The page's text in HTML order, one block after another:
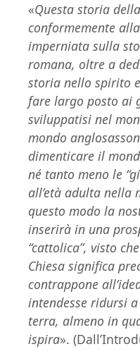
«Questa storia
conformemente
imperniata sulla
romana, oltre a
storia nello spirito
fare largo posto ai
sviluppatisi nel
mondo
dimenticare il
né tanto meno le
all’età adulta nella
questo modo la
inserirà in una
“cattolica”, visto
Chiesa significa
contrappone
intendesse ridursi
terra, almeno in
ispira».